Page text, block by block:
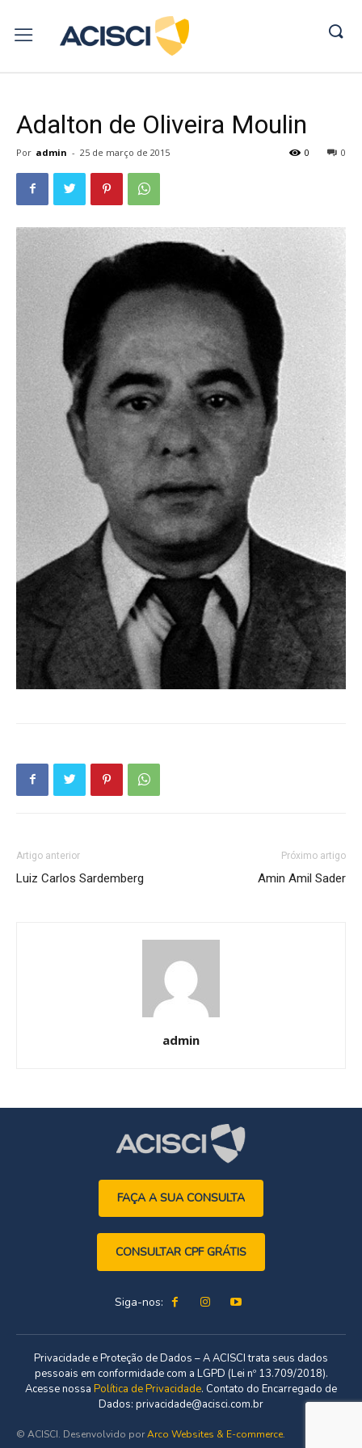
Adalton de Oliveira Moulin
Por admin - 25 de março de 2015 0
0
Artigo anterior
Luiz Carlos Sardemberg
Próximo artigo
Amin Amil Sader
admin
FAÇA A SUA CONSULTA
CONSULTAR CPF GRÁTIS
Siga-nos:
Privacidade e Proteção de Dados – A ACISCI trata seus dados
pessoais em conformidade com a LGPD (Lei nº 13.709/2018).
Acesse nossa Política de Privacidade. Contato do Encarregado de
Dados: privacidade@acisci.com.br
© ACISCI. Desenvolvido porArco Websites & E-commerce.